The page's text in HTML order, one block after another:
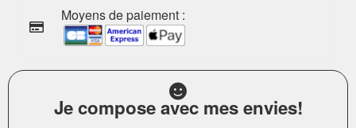
Moyens de paiement :
Je compose avec mes envies!